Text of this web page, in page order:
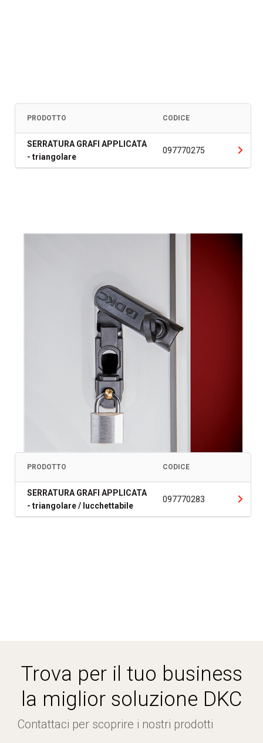
PRODOTTO CODICE
SERRATURA GRAFI APPLICATA
- triangolare
097770275
PRODOTTO CODICE
SERRATURA GRAFI APPLICATA
- triangolare / lucchettabile
097770283
Trova per il tuo business
la miglior soluzione DKC
Contattaci per scoprire i nostri prodotti